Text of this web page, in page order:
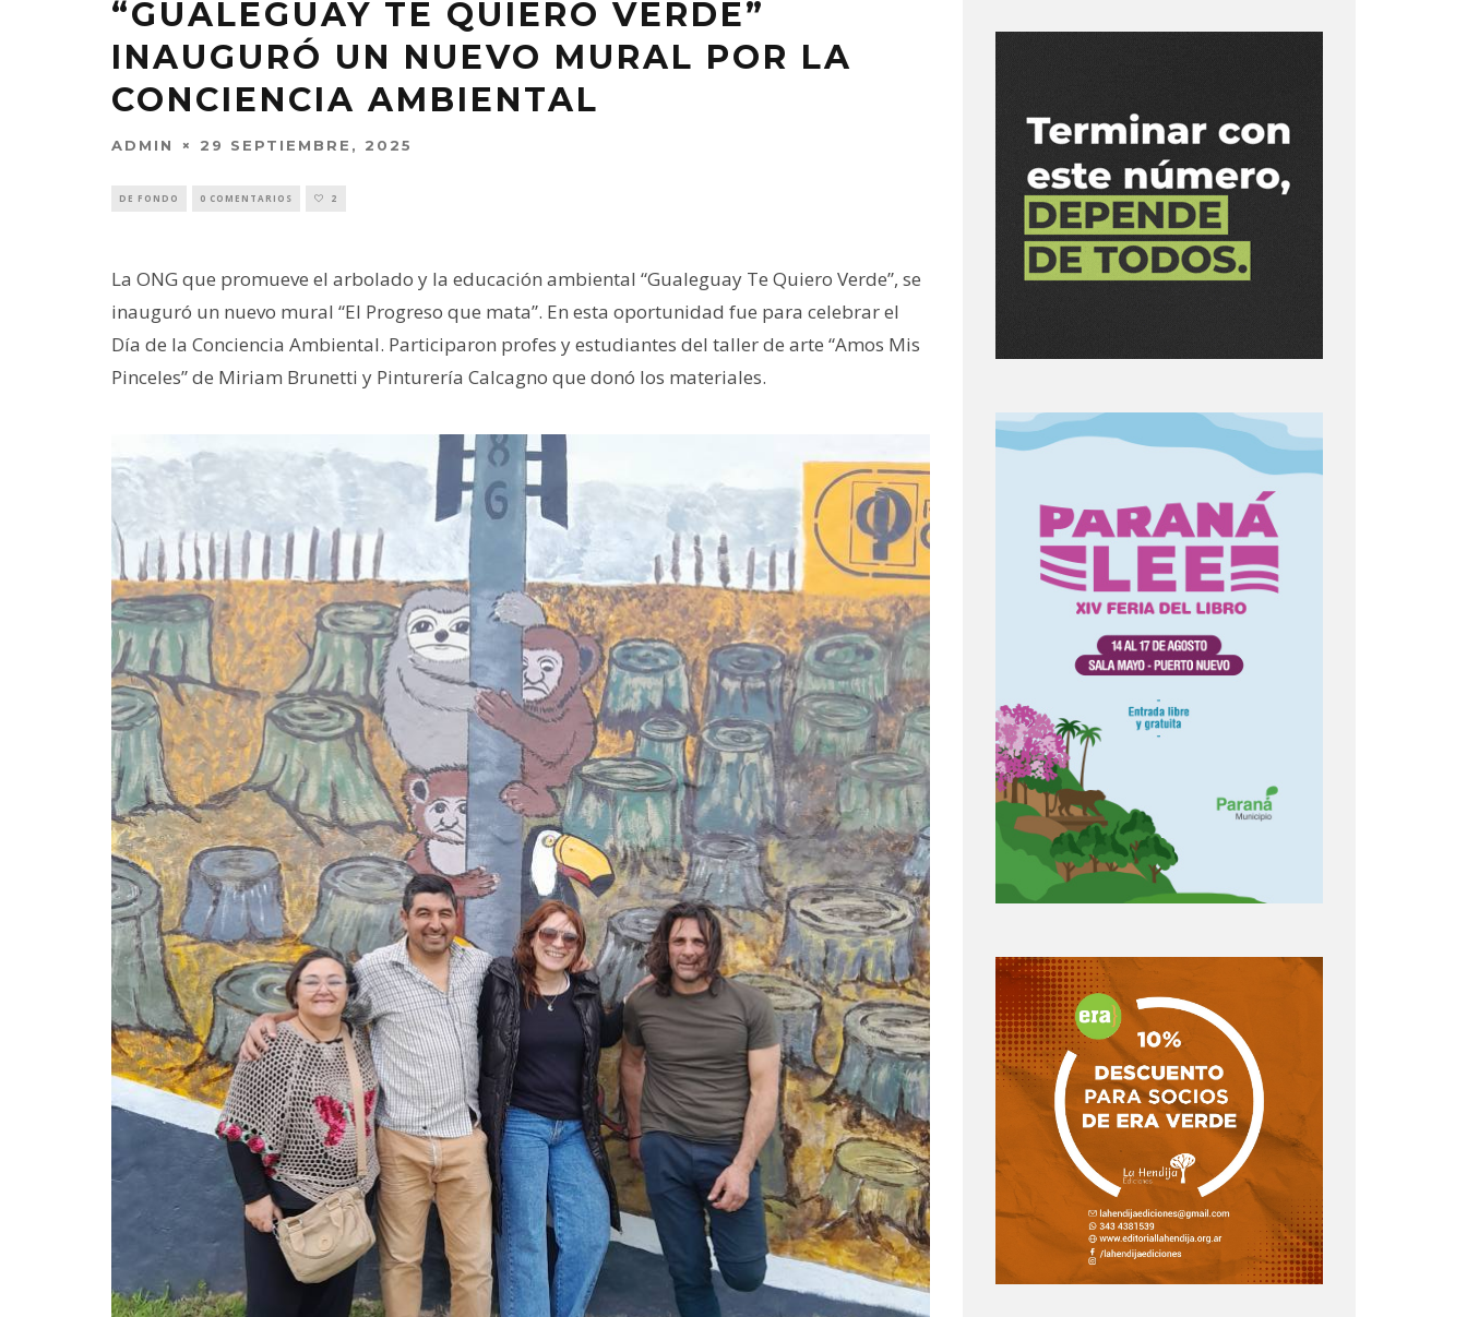
“GUALEGUAY TE QUIERO VERDE”
INAUGURÓ UN NUEVO MURAL POR LA
CONCIENCIA AMBIENTAL
ADMIN 29 SEPTIEMBRE, 2025
DE FONDO 0 COMENTARIOS 2
La ONG que promueve el arbolado y la educación ambiental “Gualeguay Te Quiero Verde”, se
inauguró un nuevo mural “El Progreso que mata”. En esta oportunidad fue para celebrar el
Día de la Conciencia Ambiental. Participaron profes y estudiantes del taller de arte “Amos Mis
Pinceles” de Miriam Brunetti y Pinturería Calcagno que donó los materiales.